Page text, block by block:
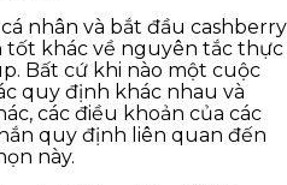
nhân và bắt đầu cashberry
tốt khác về nguyên tắc thực
Bất cứ khi nào một cuộc
quy định khác nhau và
các điều khoản của các
quy định liên quan đến
này.